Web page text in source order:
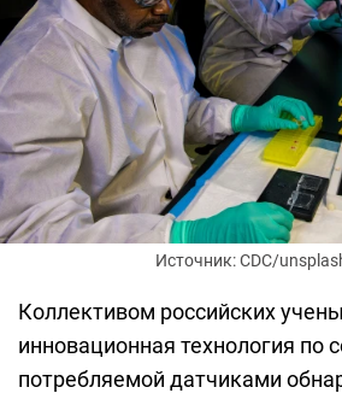
Источник: CDC/
Коллективом российских
инновационная технология по
потребляемой датчиками